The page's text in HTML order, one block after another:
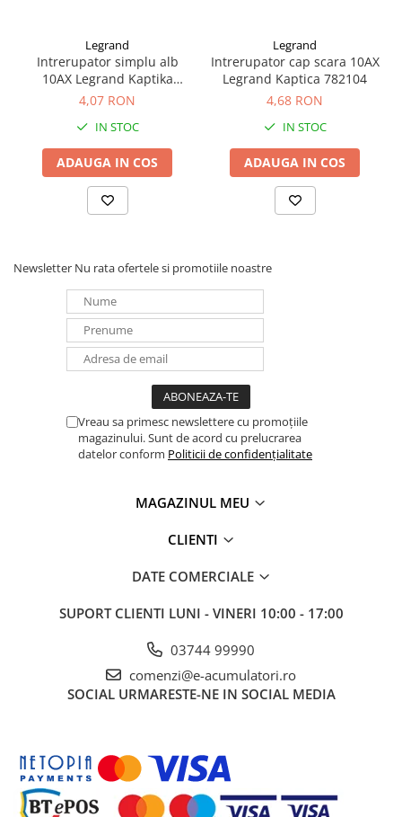
Redresoare auto, moto, barci si
stationare
UPS pentru centrale termice si
UPS Calculatoare si Servere
energiei electrice
Cabinete baterii
Acumulatori UPS
Drumetii / Camping
Panouri portabile
Racire/Incalzire
Intrerupatoare si prize
structurata
Lumina (Becuri si Lanterne)
Cablu de date si Adaptoare
Solutii solare portabile
Lichidare de stoc
Legrand
Intrerupator simplu alb
10AX Legrand Kaptika
782100
4,07 RON
IN STOC
ADAUGA IN COS
Legrand
Intrerupator cap scara 10AX
Legrand Kaptica 782104
4,68 RON
IN STOC
ADAUGA IN COS
Newsletter Nu rata ofertele si promotiile noastre
Vreau sa primesc newslettere cu promoțiile
magazinului. Sunt de acord cu prelucrarea
datelor conform Politicii de confidențialitate
MAGAZINUL MEU
CLIENTI
DATE COMERCIALE
SUPORT CLIENTI LUNI - VINERI 10:00 - 17:00
03744 99990
comenzi@e-acumulatori.ro
SOCIAL URMARESTE-NE IN SOCIAL MEDIA